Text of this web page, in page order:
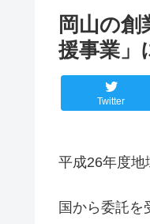
岡山の
援事業」
Twitter
平成26年度地
国から委託を